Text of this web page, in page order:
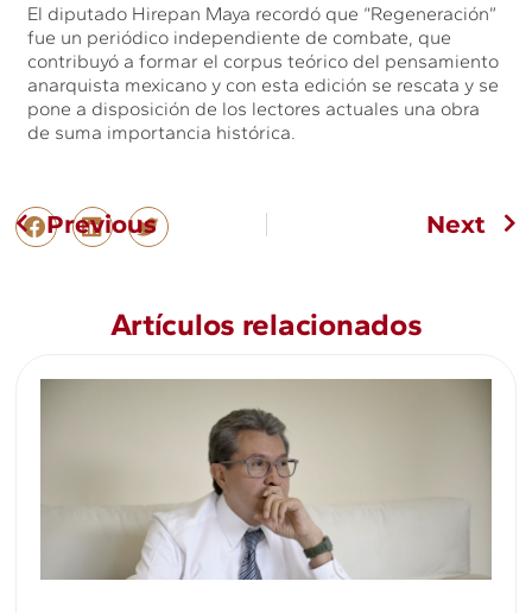
El diputado Hirepan Maya recordó que “Regeneración”
fue un periódico independiente de combate, que
contribuyó a formar el corpus teórico del pensamiento
anarquista mexicano y con esta edición se rescata y se
pone a disposición de los lectores actuales una obra
de suma importancia histórica.
Previous Next
Artículos relacionados